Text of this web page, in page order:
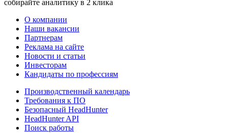
собирайте аналитику в 2 клика
О компании
Наши вакансии
Партнерам
Реклама на сайте
Новости и статьи
Инвесторам
Кандидаты по профессиям
Производственный календарь
Требования к ПО
Безопасный HeadHunter
HeadHunter API
Поиск работы